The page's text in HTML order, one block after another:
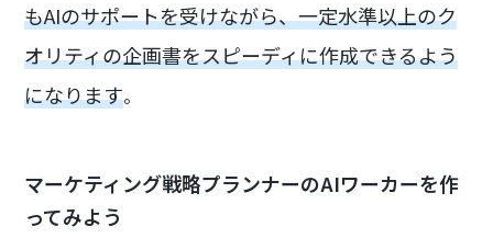
もAIのサポートを受けながら、一定水準以上のク
オリティの企画書をスピーディに作成できるよう
になります。
マーケティング戦略プランナーのAIワーカーを作
ってみよう